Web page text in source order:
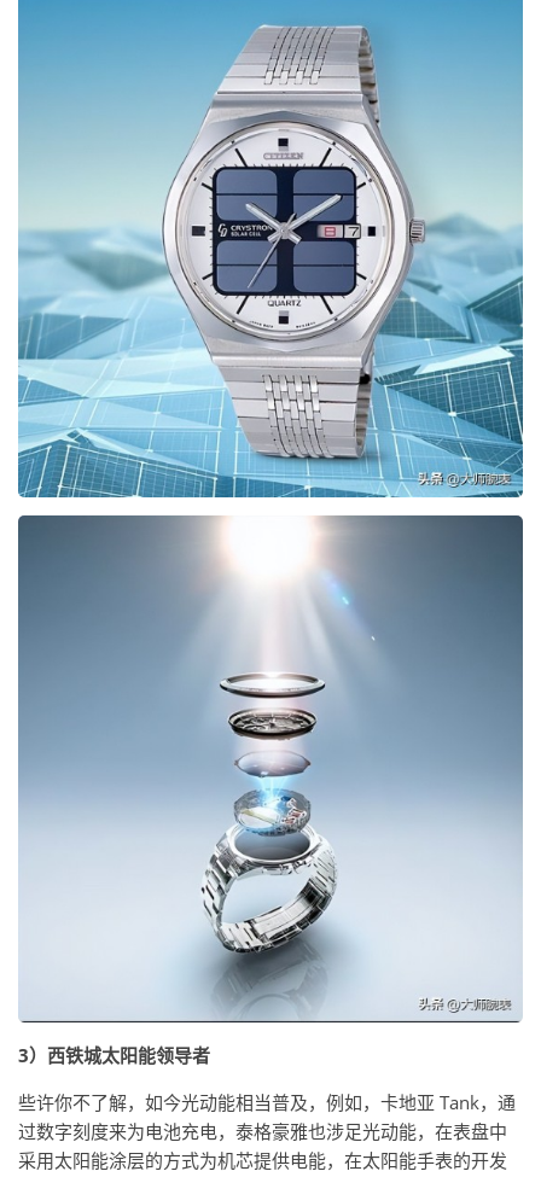
3）西铁城太阳能领导者
些许你不了解，如今光动能相当普及，例如，卡地亚 Tank，通
过数字刻度来为电池充电，泰格豪雅也涉足光动能，在表盘中
采用太阳能涂层的方式为机芯提供电能，在太阳能手表的开发